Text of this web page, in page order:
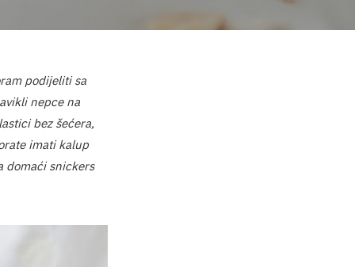
podijeliti sa
nepce na
bez šećera,
imati kalup
domaći snickers